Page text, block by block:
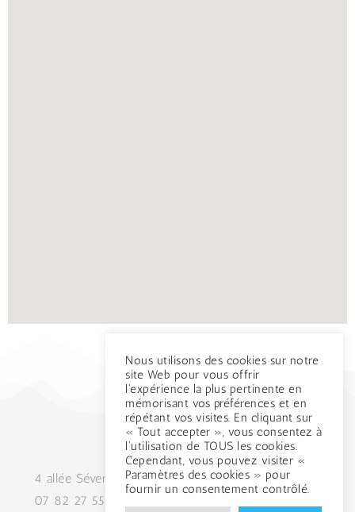
4 allée Séverine 26000, Valence
07 82 27 55 74
Nous utilisons des cookies sur notre
site Web pour vous offrir
l'expérience la plus pertinente en
mémorisant vos préférences et en
répétant vos visites. En cliquant sur
« Tout accepter », vous consentez à
l'utilisation de TOUS les cookies.
Cependant, vous pouvez visiter «
Paramètres des cookies » pour
fournir un consentement contrôlé.